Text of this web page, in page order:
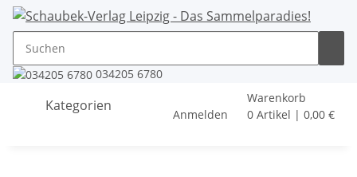
034205 6780
Kategorien
Anmelden
Warenkorb
0 Artikel | 0,00 €